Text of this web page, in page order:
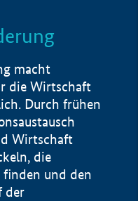
macht
die Wirtschaft
Durch frühen
Wirtschaft
die
und den
der